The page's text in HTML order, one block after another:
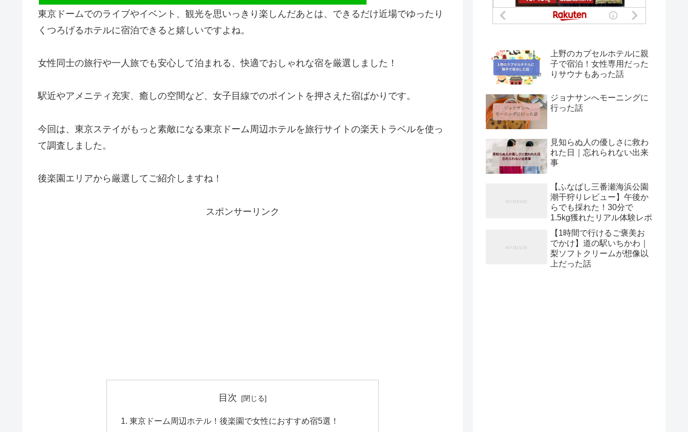
東京ドームでのライブやイベント、観光を思いっきり楽しんだあとは、できるだけ近場でゆったり
くつろげるホテルに宿泊できると嬉しいですよね。
女性同士の旅行や一人旅でも安心して泊まれる、快適でおしゃれな宿を厳選しました！
駅近やアメニティ充実、癒しの空間など、女子目線でのポイントを押さえた宿ばかりです。
今回は、東京ステイがもっと素敵になる東京ドーム周辺ホテルを旅行サイトの楽天トラベルを使っ
て調査しました。
後楽園エリアから厳選してご紹介しますね！
スポンサーリンク
目次
東京ドーム周辺ホテル！後楽園で女性におすすめ宿5選！
上野のカプセルホテルに親
子で宿泊！女性専用だった
りサウナもあった話
ジョナサンへモーニングに
行った話
見知らぬ人の優しさに救わ
れた日｜忘れられない出来
事
【ふなばし三番瀬海浜公園
潮干狩りレビュー】午後か
らでも採れた！30分で
1.5kg獲れたリアル体験レポ
【1時間で行けるご褒美お
でかけ】道の駅いちかわ｜
梨ソフトクリームが想像以
上だった話